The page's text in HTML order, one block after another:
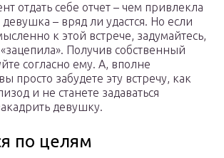
отдать себе отчет – чем привлекла
– вряд ли удастся. Но если
к этой встрече, задумайтесь,
Получив собственный
согласно ему. А, вполне
просто забудете эту встречу, как
и не станете задаваться
девушку.
по целям